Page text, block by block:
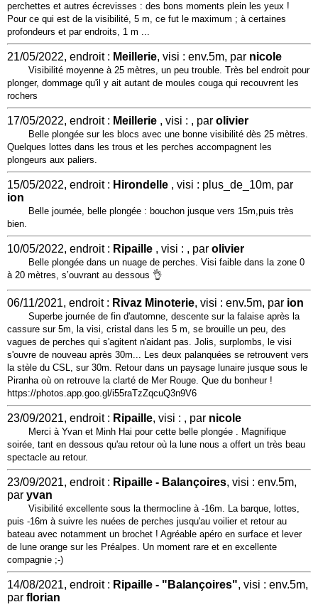
perchettes et autres écrevisses : des bons moments plein les yeux !
Pour ce qui est de la visibilité, 5 m, ce fut le maximum ; à certaines
profondeurs et par endroits, 1 m ...
21/05/2022, endroit : Meillerie, visi : env.5m, par nicole
Visibilité moyenne à 25 mètres, un peu trouble. Très bel endroit pour
plonger, dommage qu'il y ait autant de moules couga qui recouvrent les
rochers
17/05/2022, endroit : Meillerie , visi : , par olivier
Belle plongée sur les blocs avec une bonne visibilité dès 25 mètres.
Quelques lottes dans les trous et les perches accompagnent les
plongeurs aux paliers.
15/05/2022, endroit : Hirondelle , visi : plus_de_10m, par
ion
Belle journée, belle plongée : bouchon jusque vers 15m,puis très
bien.
10/05/2022, endroit : Ripaille , visi : , par olivier
Belle plongée dans un nuage de perches. Visi faible dans la zone 0
à 20 mètres, s’ouvrant au dessous 👌
06/11/2021, endroit : Rivaz Minoterie, visi : env.5m, par ion
Superbe journée de fin d'automne, descente sur la falaise après la
cassure sur 5m, la visi, cristal dans les 5 m, se brouille un peu, des
vagues de perches qui s'agitent n'aidant pas. Jolis, surplombs, le visi
s'ouvre de nouveau après 30m... Les deux palanquées se retrouvent vers
la stèle du CSL, sur 30m. Retour dans un paysage lunaire jusque sous le
Piranha où on retrouve la clarté de Mer Rouge. Que du bonheur !
https://photos.app.goo.gl/i55raTzZqcuQ3n9V6
23/09/2021, endroit : Ripaille, visi : , par nicole
Merci à Yvan et Minh Hai pour cette belle plongée . Magnifique
soirée, tant en dessous qu'au retour où la lune nous a offert un très beau
spectacle au retour.
23/09/2021, endroit : Ripaille - Balançoires, visi : env.5m,
par yvan
Visibilité excellente sous la thermocline à -16m. La barque, lottes,
puis -16m à suivre les nuées de perches jusqu'au voilier et retour au
bateau avec notamment un brochet ! Agréable apéro en surface et lever
de lune orange sur les Préalpes. Un moment rare et en excellente
compagnie ;-)
14/08/2021, endroit : Ripaille - "Balançoires", visi : env.5m,
par florian